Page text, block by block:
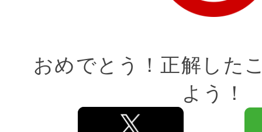
おめでとう！正解した
よう！